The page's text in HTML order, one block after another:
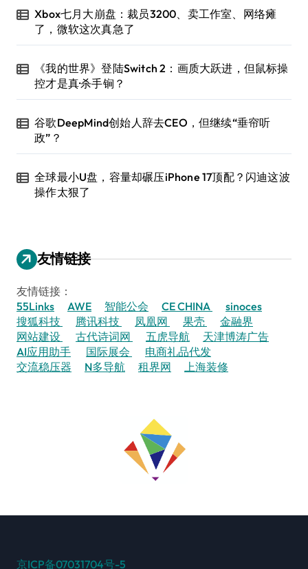
Xbox七月大崩盘：裁员3200、卖工作室、网络瘫
了，微软这次真急了
《我的世界》登陆Switch 2：画质大跃进，但鼠标操
控才是真·杀手锏？
谷歌DeepMind创始人辞去CEO，但继续“垂帘听
政”？
全球最小U盘，容量却碾压iPhone 17顶配？闪迪这波
操作太狠了
友情链接
友情链接：
55Links
AWE 智能公会 CE CHINA
sinoces
搜狐科技
腾讯科技 凤凰网 果壳
金融界
网站建设
古代诗词网 五虎导航
天津博涛广告
AI应用助手
国际展会
电商礼品代发
交流稳压器
N多导航 租界网 上海装修
京ICP备07031704号-5